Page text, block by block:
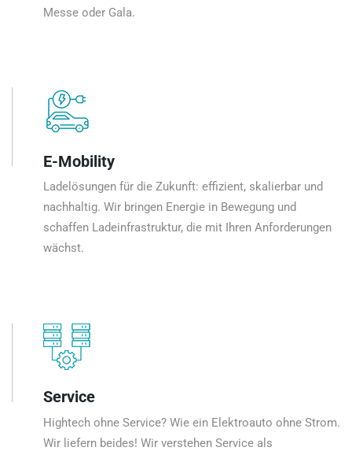
Messe oder Gala.
E-Mobility
Ladelösungen für die Zukunft: effizient, skalierbar und
nachhaltig. Wir bringen Energie in Bewegung und
schaffen Ladeinfrastruktur, die mit Ihren Anforderungen
wächst.
Service
Hightech ohne Service? Wie ein Elektroauto ohne Strom.
Wir liefern beides! Wir verstehen Service als